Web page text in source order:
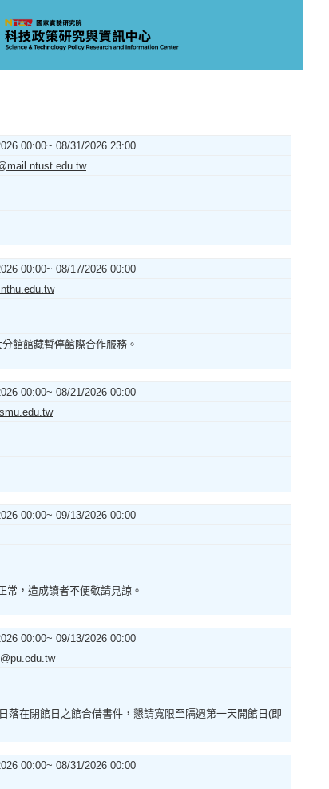
00:00~ 08/31/2026 23:00
00:00~ 08/17/2026 00:00
館館藏暫停館際合作服務。
00:00~ 08/21/2026 00:00
00:00~ 09/13/2026 00:00
常，造成讀者不便敬請見諒。
00:00~ 09/13/2026 00:00
落在閉館日之館合借書件，懇請寬限至隔週第一天開館日(即
00:00~ 08/31/2026 00:00